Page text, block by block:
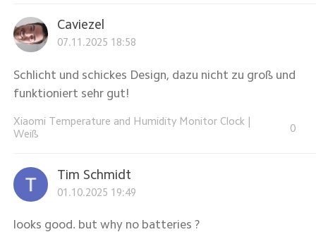
Caviezel
07.11.2025 18:58
Schlicht und schickes Design, dazu nicht zu groß und
funktioniert sehr gut!
Xiaomi Temperature and Humidity Monitor Clock
Weiß
0
Tim Schmidt
01.10.2025 19:49
looks good. but why no batteries ?